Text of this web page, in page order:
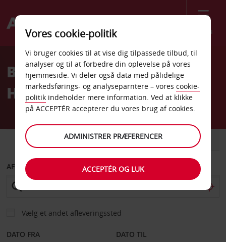
Menu
Welcome
AvisBilleje Napoli
Hovedbanegård
VAREVOGN
AFHENT FRA
Vælg et andet afleveringssted
DATO FRA DATO TIL
Vores cookie-politik
Vi bruger cookies til at vise dig tilpassede tilbud, til
analyser og til at forbedre din oplevelse på vores
hjemmeside. Vi deler også data med pålidelige
markedsførings- og analyseparntere – vores cookie-
politik indeholder mere information. Ved at klikke
på ACCEPTÉR accepterer du vores brug af cookies.
ADMINISTRER PRÆFERENCER
ACCEPTÉR OG LUK